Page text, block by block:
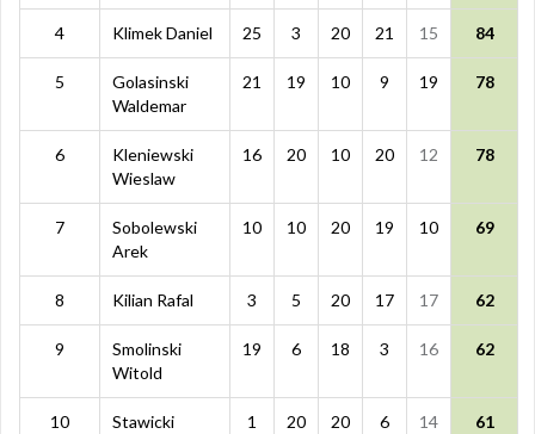
4 Klimek Daniel 25 3 20 21 15 84
5
Golasinski
Waldemar
21 19 10 9 19 78
6
Kleniewski
Wieslaw
16 20 10 20 12 78
7
Sobolewski
Arek
10 10 20 19 10 69
8 Kilian Rafal 3 5 20 17 17 62
9
Smolinski
Witold
19 6 18 3 16 62
10
Stawicki
1 20 20 6 14 61